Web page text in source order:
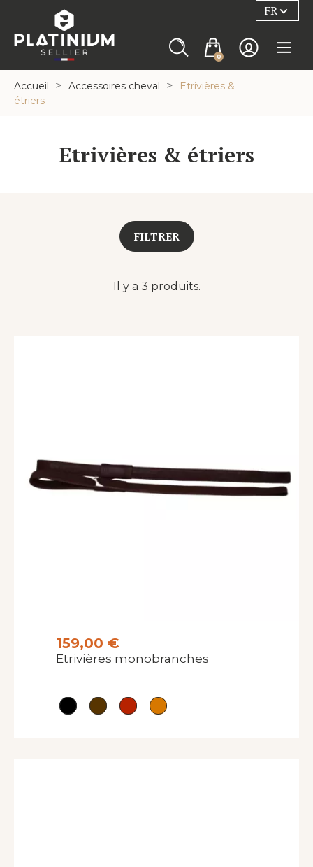
FR
0
Accueil Accessoires cheval
Etrivières &
étriers
Etrivières & étriers
FILTRER
Il y a 3 produits.
159,00 €
Etrivières monobranches